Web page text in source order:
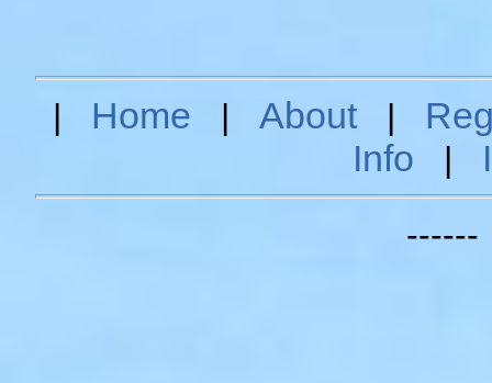
| Home | About|
Info |